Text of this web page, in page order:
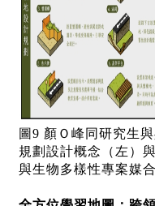
圖9 顏Ｏ峰同研究生
規劃設計概念（左）
與生物多樣性專案媒